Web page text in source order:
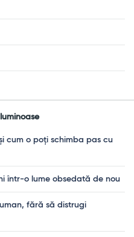
cum o poți schimba pas cu
într-o lume obsedată de nou
fără să distrugi